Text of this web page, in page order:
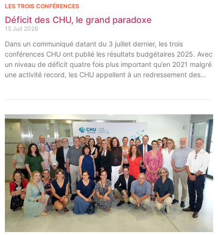
Déficit des CHU, le grand paradoxe
15 Juil 2026
LES TROIS CONFÉRENCES
Dans un communiqué datant du 3 juillet dernier, les trois
conférences CHU ont publié les résultats budgétaires 2025. Avec
un niveau de déficit quatre fois plus important qu’en 2021 malgré
une activité record, les CHU appellent à un redressement des